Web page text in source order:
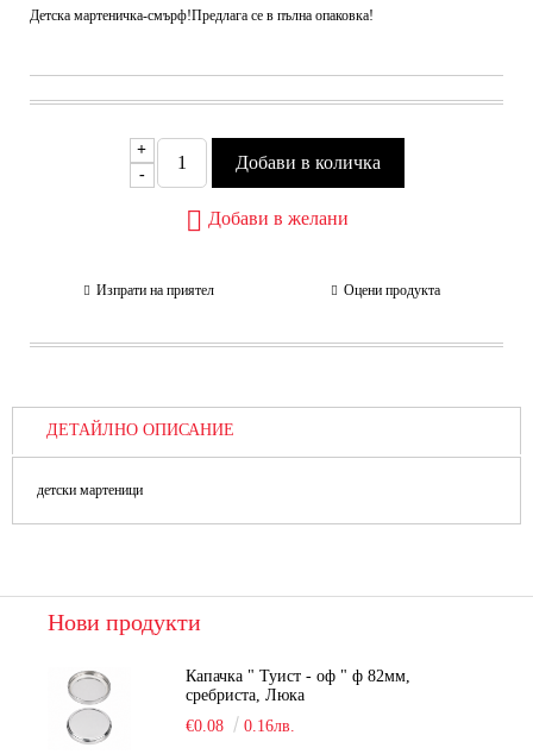
Детска мартеничка-смърф!Предлага се в пълна опаковка!
+
-
Добави в желани
Изпрати на приятел Оцени продукта
ДЕТАЙЛНО ОПИСАНИЕ
детски мартеници
Нови продукти
Капачка " Туист - оф " ф 82мм,
сребриста, Люка
€0.08
0.16лв.